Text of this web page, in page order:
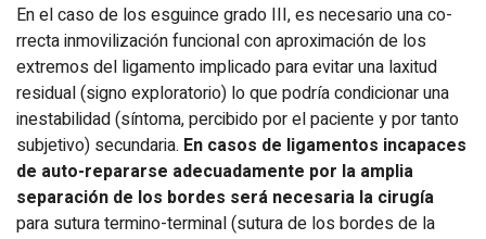
En el caso de los esguince grado III, es necesario una co­
rrecta inmovilización funcional con aproximación de los
extremos del ligamento implicado para evitar una laxitud
residual (signo exploratorio) lo que podría condicionar una
inestabilidad (síntoma, percibido por el paciente y por tanto
subjetivo) secunda­ria. En casos de ligamentos incapaces
de auto-repararse adecuadamente por la amplia
separación de los bordes será necesaria la cirugía
para sutura termino-terminal (sutura de los bordes de la